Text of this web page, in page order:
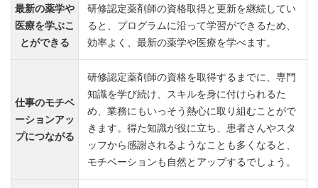
最新の薬学や
医療を学ぶこ
とができる
研修認定薬剤師の資格取得と更新を継続してい
ると、プログラムに沿って学習ができるため、
効率よく、最新の薬学や医療を学べます。
仕事のモチベ
ーションアッ
プにつながる
研修認定薬剤師の資格を取得するまでに、専門
知識を学び続け、スキルを身に付けられるた
め、業務にもいっそう熱心に取り組むことがで
きます。得た知識が役に立ち、患者さんやスタ
ッフから感謝されるようなことも多くなると、
モチベーションも自然とアップするでしょう。